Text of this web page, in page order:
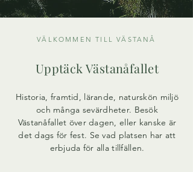
VÄLKOMMEN TILL VÄSTANÅ
Upptäck Västanåfallet
Historia, framtid, lärande, naturskön miljö
och många sevärdheter. Besök
Västanåfallet över dagen, eller kanske är
det dags för fest. Se vad platsen har att
erbjuda för alla tillfällen.